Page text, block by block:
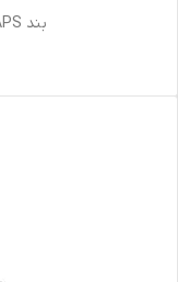
بند RONIX BOOT SUPERSTRAPS